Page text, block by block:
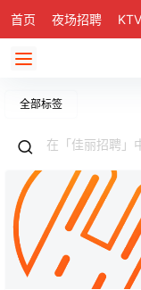
首页 夜场招聘
全部标签